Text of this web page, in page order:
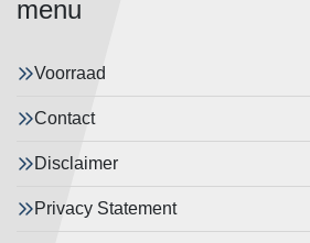
menu
Voorraad
Contact
Disclaimer
Privacy Statement